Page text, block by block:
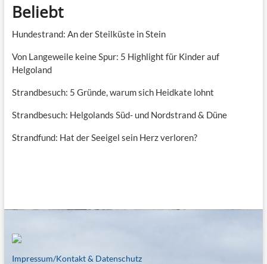
Beliebt
Hundestrand: An der Steilküste in Stein
Von Langeweile keine Spur: 5 Highlight für Kinder auf
Helgoland
Strandbesuch: 5 Gründe, warum sich Heidkate lohnt
Strandbesuch: Helgolands Süd- und Nordstrand & Düne
Strandfund: Hat der Seeigel sein Herz verloren?
Impressum/Kontakt & Datenschutz